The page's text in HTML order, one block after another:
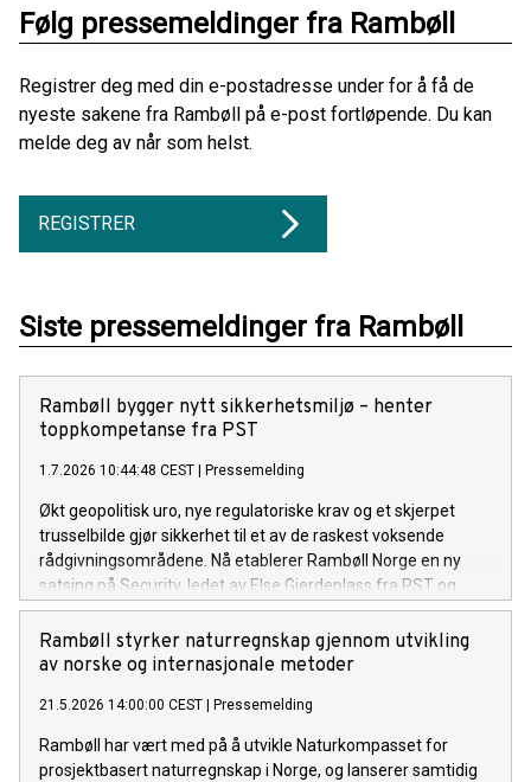
Følg pressemeldinger fra Rambøll
Registrer deg med din e-postadresse under for å få de
nyeste sakene fra Rambøll på e-post fortløpende. Du kan
melde deg av når som helst.
REGISTRER
Siste pressemeldinger fra Rambøll
Rambøll bygger nytt sikkerhetsmiljø – henter
toppkompetanse fra PST
1.7.2026 10:44:48 CEST Pressemelding
Økt geopolitisk uro, nye regulatoriske krav og et skjerpet
trusselbilde gjør sikkerhet til et av de raskest voksende
rådgivningsområdene. Nå etablerer Rambøll Norge en ny
satsing på Security, ledet av Else Gjerdeplass fra PST og
flere nye ressurser.
Rambøll styrker naturregnskap gjennom utvikling
av norske og internasjonale metoder
21.5.2026 14:00:00 CEST Pressemelding
Rambøll har vært med på å utvikle Naturkompasset for
prosjektbasert naturregnskap i Norge, og lanserer samtidig